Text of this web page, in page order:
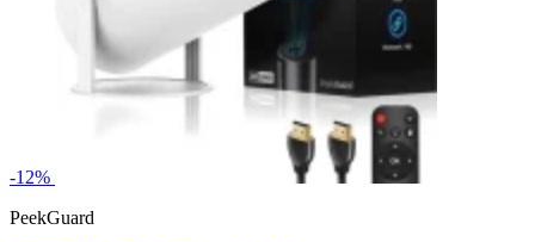
-12%
PeekGuard